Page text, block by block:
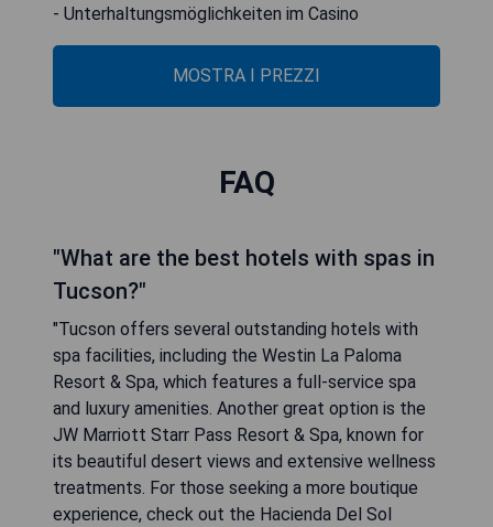
- Unterhaltungsmöglichkeiten im Casino
MOSTRA I PREZZI
FAQ
"What are the best hotels with spas in
Tucson?"
"Tucson offers several outstanding hotels with
spa facilities, including the Westin La Paloma
Resort & Spa, which features a full-service spa
and luxury amenities. Another great option is the
JW Marriott Starr Pass Resort & Spa, known for
its beautiful desert views and extensive wellness
treatments. For those seeking a more boutique
experience, check out the Hacienda Del Sol